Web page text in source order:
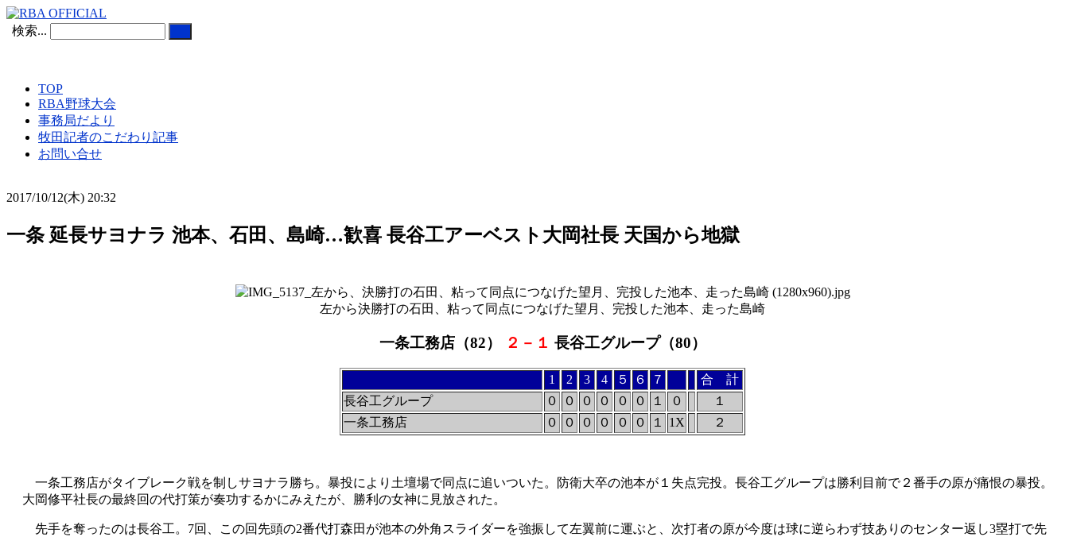
検索...
TOP
RBA野球大会
事務局だより
牧田記者のこだわり記事
お問い合せ
2017/10/12(木) 20:32
一条 延長サヨナラ 池本、石田、島崎…歓喜 長谷工アーベスト大岡社長 天国から地獄
左から決勝打の石田、粘って同点につなげた望月、完投した池本、走った島崎
一条工務店（82） ２－１ 長谷工グループ（80）
1 2 3 4 ５ ６ ７
合 計
長谷工グループ
０ ０ ０ ０ ０ ０ １ ０
１
一条工務店
０ ０ ０ ０ ０ ０ １ 1X ２
一条工務店がタイブレーク戦を制しサヨナラ勝ち。暴投により土壇場で同点に追いついた。防衛大卒の池本が１失点完投。長谷工グループは勝利目前で２番手の原が痛恨の暴投。
大岡修平社長の最終回の代打策が奏功するかにみえたが、勝利の女神に見放された。
先手を奪ったのは長谷工。7回、この回先頭の2番代打森田が池本の外角スライダーを強振して左翼前に運ぶと、次打者の原が今度は球に逆らわず技ありのセンター返し3塁打で先